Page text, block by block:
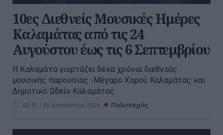
10ες Διεθνείς Μουσικές Ημέρες
Καλαμάτας από τις 24
Αυγούστου έως τις 6 Σεπτεμβρίου
Η Καλαμάτα γιορτάζει δέκα χρόνια διεθνούς
μουσικής παρουσίας -Μέγαρο Χορού Καλαμάτας και
Δημοτικό Ωδείο Καλαμάτας
00:01 | 06 Αυγούστου 2026 Πολιτισμός